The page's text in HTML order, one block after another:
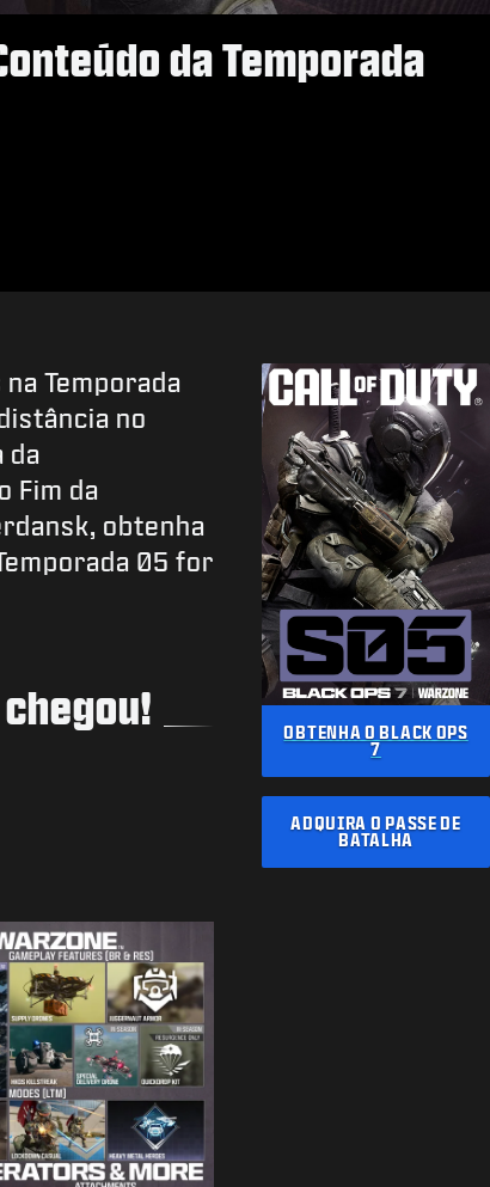
da Temporada
Temporada
no
da
Fim da
obtenha
05 for
OBTENHA O BLACK OPS
7
ADQUIRA O PASSE DE
BATALHA